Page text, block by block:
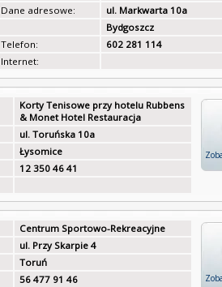
Dane adresowe:
ul. Markwarta 10a
Bydgoszcz
Telefon:
602 281 114
Internet:
Korty Tenisowe przy hotelu Rubbens
& Monet Hotel Restauracja
ul. Toruńska 10a
Łysomice
12 350 46 41
Centrum Sportowo-Rekreacyjne
ul. Przy Skarpie 4
Toruń
56 477 91 46